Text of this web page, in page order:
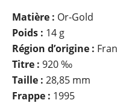
Matière : Or-Gold
Poids : 14 g
Région d’origine :
Titre : 920 ‰
Taille : 28,85 mm
Frappe : 1995